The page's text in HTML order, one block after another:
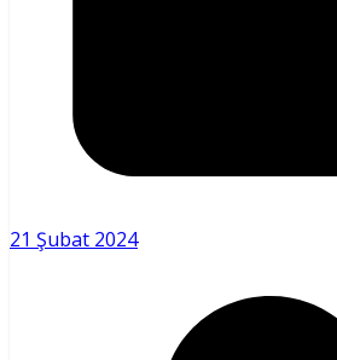
21 Şubat 2024